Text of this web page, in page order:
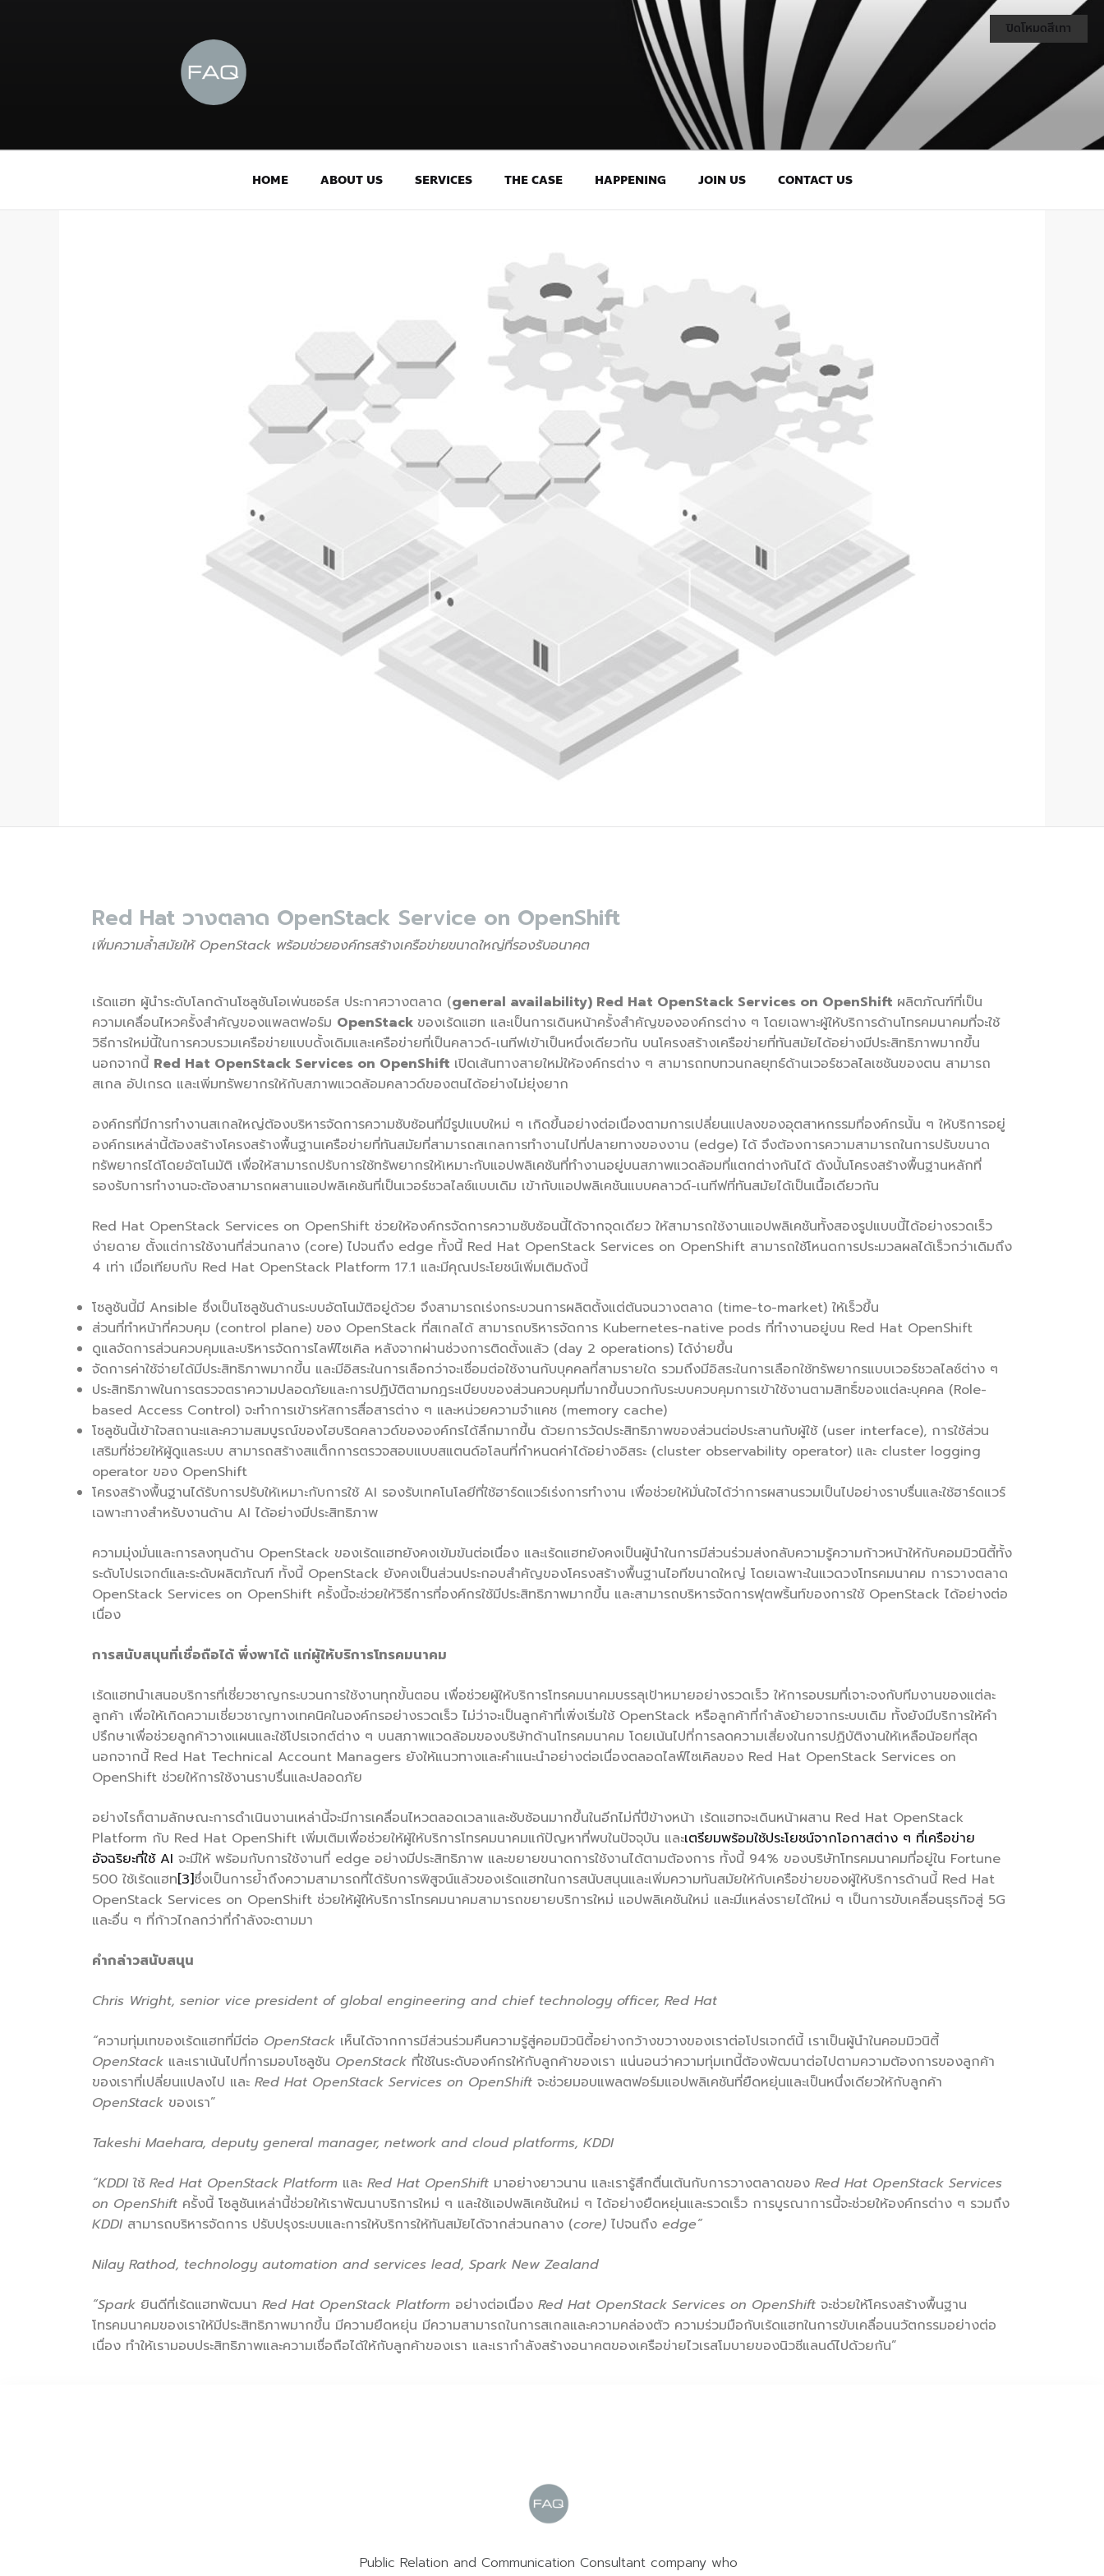
HOME ABOUT US SERVICES THE CASE HAPPENING JOIN US CONTACT US
Red Hat วางตลาด OpenStack Service on OpenShift
เพิ่มความล้ำสมัยให้ OpenStack พร้อมช่วยองค์กรสร้างเครือข่ายขนาดใหญ่ที่รองรับอนาคต
เร้ดแฮท ผู้นำระดับโลกด้านโซลูชันโอเพ่นซอร์ส ประกาศวางตลาด (general availability) Red Hat OpenStack Services on OpenShift ผลิตภัณฑ์ที่เป็น
ความเคลื่อนไหวครั้งสำคัญของแพลตฟอร์ม OpenStack ของเร้ดแฮท และเป็นการเดินหน้าครั้งสำคัญขององค์กรต่าง ๆ โดยเฉพาะผู้ให้บริการด้านโทรคมนาคมที่จะใช้
วิธีการใหม่นี้ในการควบรวมเครือข่ายแบบดั้งเดิมและเครือข่ายที่เป็นคลาวด์-เนทีฟเข้าเป็นหนึ่งเดียวกัน บนโครงสร้างเครือข่ายที่ทันสมัยได้อย่างมีประสิทธิภาพมากขึ้น
นอกจากนี้ Red Hat OpenStack Services on OpenShift เปิดเส้นทางสายใหม่ให้องค์กรต่าง ๆ สามารถทบทวนกลยุทธ์ด้านเวอร์ชวลไลเซชันของตน สามารถ
สเกล อัปเกรด และเพิ่มทรัพยากรให้กับสภาพแวดล้อมคลาวด์ของตนได้อย่างไม่ยุ่งยาก
องค์กรที่มีการทำงานสเกลใหญ่ต้องบริหารจัดการความซับซ้อนที่มีรูปแบบใหม่ ๆ เกิดขึ้นอย่างต่อเนื่องตามการเปลี่ยนแปลงของอุตสาหกรรมที่องค์กรนั้น ๆ ให้บริการอยู่
องค์กรเหล่านี้ต้องสร้างโครงสร้างพื้นฐานเครือข่ายที่ทันสมัยที่สามารถสเกลการทำงานไปที่ปลายทางของงาน (edge) ได้ จึงต้องการความสามารถในการปรับขนาด
ทรัพยากรได้โดยอัตโนมัติ เพื่อให้สามารถปรับการใช้ทรัพยากรให้เหมาะกับแอปพลิเคชันที่ทำงานอยู่บนสภาพแวดล้อมที่แตกต่างกันได้ ดังนั้นโครงสร้างพื้นฐานหลักที่
รองรับการทำงานจะต้องสามารถผสานแอปพลิเคชันที่เป็นเวอร์ชวลไลซ์แบบเดิม เข้ากับแอปพลิเคชันแบบคลาวด์-เนทีฟที่ทันสมัยได้เป็นเนื้อเดียวกัน
Red Hat OpenStack Services on OpenShift ช่วยให้องค์กรจัดการความซับซ้อนนี้ได้จากจุดเดียว ให้สามารถใช้งานแอปพลิเคชันทั้งสองรูปแบบนี้ได้อย่างรวดเร็ว
ง่ายดาย ตั้งแต่การใช้งานที่ส่วนกลาง (core) ไปจนถึง edge ทั้งนี้ Red Hat OpenStack Services on OpenShift สามารถใช้โหนดการประมวลผลได้เร็วกว่าเดิมถึง
4 เท่า เมื่อเทียบกับ Red Hat OpenStack Platform 17.1 และมีคุณประโยชน์เพิ่มเติมดังนี้
โซลูชันนี้มี Ansible ซึ่งเป็นโซลูชันด้านระบบอัตโนมัติอยู่ด้วย จึงสามารถเร่งกระบวนการผลิตตั้งแต่ต้นจนวางตลาด (time-to-market) ให้เร็วขึ้น
ส่วนที่ทำหน้าที่ควบคุม (control plane) ของ OpenStack ที่สเกลได้ สามารถบริหารจัดการ Kubernetes-native pods ที่ทำงานอยู่บน Red Hat OpenShift
ดูแลจัดการส่วนควบคุมและบริหารจัดการไลฟ์ไซเคิล หลังจากผ่านช่วงการติดตั้งแล้ว (day 2 operations) ได้ง่ายขึ้น
จัดการค่าใช้จ่ายได้มีประสิทธิภาพมากขึ้น และมีอิสระในการเลือกว่าจะเชื่อมต่อใช้งานกับบุคคลที่สามรายใด รวมถึงมีอิสระในการเลือกใช้ทรัพยากรแบบเวอร์ชวลไลซ์ต่าง ๆ
ประสิทธิภาพในการตรวจตราความปลอดภัยและการปฏิบัติตามกฎระเบียบของส่วนควบคุมที่มากขึ้นบวกกับระบบควบคุมการเข้าใช้งานตามสิทธิ์ของแต่ละบุคคล (Role-
based Access Control) จะทำการเข้ารหัสการสื่อสารต่าง ๆ และหน่วยความจำแคช (memory cache)
โซลูชันนี้เข้าใจสถานะและความสมบูรณ์ของไฮบริดคลาวด์ขององค์กรได้ลึกมากขึ้น ด้วยการวัดประสิทธิภาพของส่วนต่อประสานกับผู้ใช้ (user interface), การใช้ส่วน
เสริมที่ช่วยให้ผู้ดูแลระบบ สามารถสร้างสแต็กการตรวจสอบแบบสแตนด์อโลนที่กำหนดค่าได้อย่างอิสระ (cluster observability operator) และ cluster logging
operator ของ OpenShift
โครงสร้างพื้นฐานได้รับการปรับให้เหมาะกับการใช้ AI รองรับเทคโนโลยีที่ใช้ฮาร์ดแวร์เร่งการทำงาน เพื่อช่วยให้มั่นใจได้ว่าการผสานรวมเป็นไปอย่างราบรื่นและใช้ฮาร์ดแวร์
เฉพาะทางสำหรับงานด้าน AI ได้อย่างมีประสิทธิภาพ
ความมุ่งมั่นและการลงทุนด้าน OpenStack ของเร้ดแฮทยังคงเข้มข้นต่อเนื่อง และเร้ดแฮทยังคงเป็นผู้นำในการมีส่วนร่วมส่งกลับความรู้ความก้าวหน้าให้กับคอมมิวนิตี้ทั้ง
ระดับโปรเจกต์และระดับผลิตภัณฑ์ ทั้งนี้ OpenStack ยังคงเป็นส่วนประกอบสำคัญของโครงสร้างพื้นฐานไอทีขนาดใหญ่ โดยเฉพาะในแวดวงโทรคมนาคม การวางตลาด
OpenStack Services on OpenShift ครั้งนี้จะช่วยให้วิธีการที่องค์กรใช้มีประสิทธิภาพมากขึ้น และสามารถบริหารจัดการฟุตพริ้นท์ของการใช้ OpenStack ได้อย่างต่อ
เนื่อง
การสนับสนุนที่เชื่อถือได้ พึ่งพาได้ แก่ผู้ให้บริการโทรคมนาคม
เร้ดแฮทนำเสนอบริการที่เชี่ยวชาญกระบวนการใช้งานทุกขั้นตอน เพื่อช่วยผู้ให้บริการโทรคมนาคมบรรลุเป้าหมายอย่างรวดเร็ว ให้การอบรมที่เจาะจงกับทีมงานของแต่ละ
ลูกค้า เพื่อให้เกิดความเชี่ยวชาญทางเทคนิคในองค์กรอย่างรวดเร็ว ไม่ว่าจะเป็นลูกค้าที่เพิ่งเริ่มใช้ OpenStack หรือลูกค้าที่กำลังย้ายจากระบบเดิม ทั้งยังมีบริการให้คำ
ปรึกษาเพื่อช่วยลูกค้าวางแผนและใช้โปรเจกต์ต่าง ๆ บนสภาพแวดล้อมของบริษัทด้านโทรคมนาคม โดยเน้นไปที่การลดความเสี่ยงในการปฏิบัติงานให้เหลือน้อยที่สุด
นอกจากนี้ Red Hat Technical Account Managers ยังให้แนวทางและคำแนะนำอย่างต่อเนื่องตลอดไลฟ์ไซเคิลของ Red Hat OpenStack Services on
OpenShift ช่วยให้การใช้งานราบรื่นและปลอดภัย
อย่างไรก็ตามลักษณะการดำเนินงานเหล่านี้จะมีการเคลื่อนไหวตลอดเวลาและซับซ้อนมากขึ้นในอีกไม่กี่ปีข้างหน้า เร้ดแฮทจะเดินหน้าผสาน Red Hat OpenStack
Platform กับ Red Hat OpenShift เพิ่มเติมเพื่อช่วยให้ผู้ให้บริการโทรคมนาคมแก้ปัญหาที่พบในปัจจุบัน และเตรียมพร้อมใช้ประโยชน์จากโอกาสต่าง ๆ ที่เครือข่าย
อัจฉริยะที่ใช้ AI จะมีให้ พร้อมกับการใช้งานที่ edge อย่างมีประสิทธิภาพ และขยายขนาดการใช้งานได้ตามต้องการ ทั้งนี้ 94% ของบริษัทโทรคมนาคมที่อยู่ใน Fortune
500 ใช้เร้ดแฮท[3]ซึ่งเป็นการย้ำถึงความสามารถที่ได้รับการพิสูจน์แล้วของเร้ดแฮทในการสนับสนุนและเพิ่มความทันสมัยให้กับเครือข่ายของผู้ให้บริการด้านนี้ Red Hat
OpenStack Services on OpenShift ช่วยให้ผู้ให้บริการโทรคมนาคมสามารถขยายบริการใหม่ แอปพลิเคชันใหม่ และมีแหล่งรายได้ใหม่ ๆ เป็นการขับเคลื่อนธุรกิจสู่ 5G
และอื่น ๆ ที่ก้าวไกลกว่าที่กำลังจะตามมา
คำกล่าวสนับสนุน
Chris Wright, senior vice president of global engineering and chief technology officer, Red Hat
“ความทุ่มเทของเร้ดแฮทที่มีต่อ OpenStack เห็นได้จากการมีส่วนร่วมคืนความรู้สู่คอมมิวนิตี้อย่างกว้างขวางของเราต่อโปรเจกต์นี้ เราเป็นผู้นำในคอมมิวนิตี้
OpenStack และเราเน้นไปที่การมอบโซลูชัน OpenStack ที่ใช้ในระดับองค์กรให้กับลูกค้าของเรา แน่นอนว่าความทุ่มเทนี้ต้องพัฒนาต่อไปตามความต้องการของลูกค้า
ของเราที่เปลี่ยนแปลงไป และ Red Hat OpenStack Services on OpenShift จะช่วยมอบแพลตฟอร์มแอปพลิเคชันที่ยืดหยุ่นและเป็นหนึ่งเดียวให้กับลูกค้า
OpenStack ของเรา”
Takeshi Maehara, deputy general manager, network and cloud platforms, KDDI
“KDDI ใช้ Red Hat OpenStack Platform และ Red Hat OpenShift มาอย่างยาวนาน และเรารู้สึกตื่นเต้นกับการวางตลาดของ Red Hat OpenStack Services
on OpenShift ครั้งนี้ โซลูชันเหล่านี้ช่วยให้เราพัฒนาบริการใหม่ ๆ และใช้แอปพลิเคชันใหม่ ๆ ได้อย่างยืดหยุ่นและรวดเร็ว การบูรณาการนี้จะช่วยให้องค์กรต่าง ๆ รวมถึง
KDDI สามารถบริหารจัดการ ปรับปรุงระบบและการให้บริการให้ทันสมัยได้จากส่วนกลาง (core) ไปจนถึง edge”
Nilay Rathod, technology automation and services lead, Spark New Zealand
“Spark ยินดีที่เร้ดแฮทพัฒนา Red Hat OpenStack Platform อย่างต่อเนื่อง Red Hat OpenStack Services on OpenShift จะช่วยให้โครงสร้างพื้นฐาน
โทรคมนาคมของเราให้มีประสิทธิภาพมากขึ้น มีความยืดหยุ่น มีความสามารถในการสเกลและความคล่องตัว ความร่วมมือกับเร้ดแฮทในการขับเคลื่อนนวัตกรรมอย่างต่อ
เนื่อง ทำให้เรามอบประสิทธิภาพและความเชื่อถือได้ให้กับลูกค้าของเรา และเรากำลังสร้างอนาคตของเครือข่ายไวเรสโมบายของนิวซีแลนด์ไปด้วยกัน”
Public Relation and Communication Consultant company who
ปิดโหมดสีเทา